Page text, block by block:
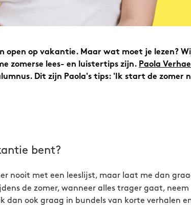
open op vakantie. Maar wat moet je lezen?
zomerse lees- en luistertips zijn. Paola
Dit zijn Paola's tips: 'Ik start de zomer
bent?
nooit met een leeslijst, maar laat me dan
de zomer, wanneer alles trager gaat,
dan ook graag in bundels van korte verhalen